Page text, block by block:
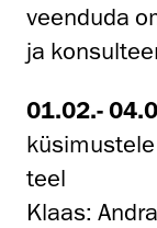
veenduda
ja
01.02.-
teel
Klaas: